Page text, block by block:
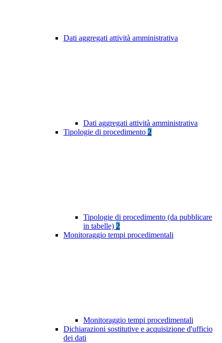
Dati aggregati attività amministrativa
Dati aggregati attività amministrativa
Tipologie di procedimento 2
Tipologie di procedimento (da pubblicare
in tabelle) 2
Monitoraggio tempi procedimentali
Monitoraggio tempi procedimentali
Dichiarazioni sostitutive e acquisizione d'ufficio
dei dati